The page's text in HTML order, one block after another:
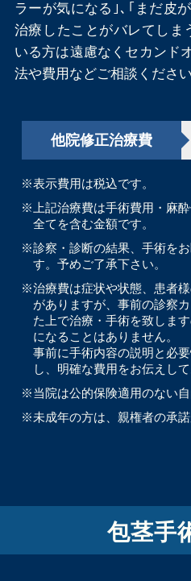
ラーが気になる｣､｢まだ皮
治療したことがバレてしま
いる方は遠慮なくセカンド
法や費用などご相談くださ
他院修正治療費
※表示費用は税込です。
※上記治療費は手術費用・麻
全てを含む金額です。
※診察・診断の結果、手術を
す。予めご了承下さい。
※治療費は症状や状態、患者
がありますが、事前の診察
た上で治療・手術を致しま
になることはありません。
事前に手術内容の説明と必
し、明確な費用をお伝えして
※当院は公的保険適用のない自
※未成年の方は、親権者の承諾
包茎手